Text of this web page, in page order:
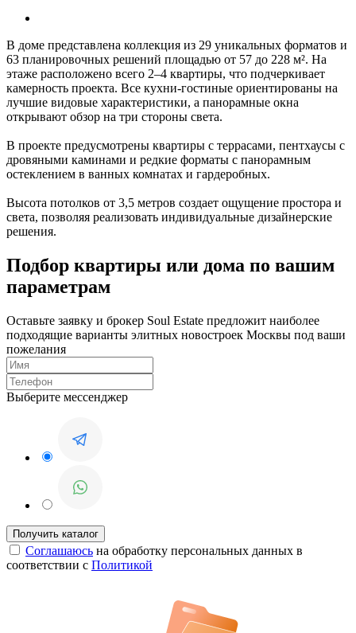
В доме представлена коллекция из 29 уникальных форматов и
63 планировочных решений площадью от 57 до 228 м². На
этаже расположено всего 2–4 квартиры, что подчеркивает
камерность проекта. Все кухни-гостиные ориентированы на
лучшие видовые характеристики, а панорамные окна
открывают обзор на три стороны света.
В проекте предусмотрены квартиры с террасами, пентхаусы с
дровяными каминами и редкие форматы с панорамным
остеклением в ванных комнатах и гардеробных.
Высота потолков от 3,5 метров создает ощущение простора и
света, позволяя реализовать индивидуальные дизайнерские
решения.
Подбор квартиры или дома по вашим
параметрам
Оставьте заявку и брокер Soul Estate предложит наиболее
подходящие варианты элитных новостроек Москвы под ваши
пожелания
Выберите мессенджер
Соглашаюсь на обработку персональных данных в
соответствии с Политикой